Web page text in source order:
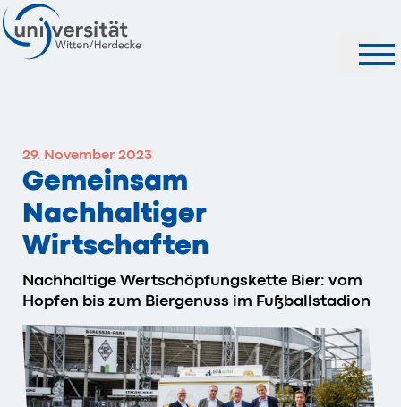
29. November 2023
Gemeinsam
Nachhaltiger
Wirtschaften
Nachhaltige Wertschöpfungskette Bier: vom
Hopfen bis zum Biergenuss im Fußballstadion